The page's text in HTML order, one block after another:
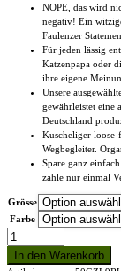
NOPE, das wird
negativ! Ein
Faulenzer
Für jeden lässig
Katzenpapa oder
ihre eigene
Unsere
gewährleistet eine
Deutschland
Kuscheliger
Wegbegleiter.
Spare ganz
zahle nur einmal
Grösse
Farbe
Nope,
Nee,
NöIn den Warenkorb